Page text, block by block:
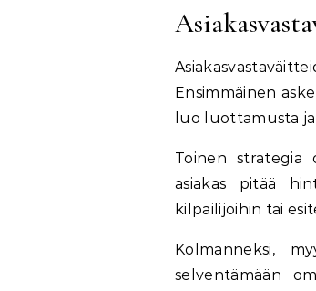
Ensimmäinen
luo luottamusta
Toinen strategia
asiakas pitää
kilpailijoihin tai
Kolmanneksi,
selventämään